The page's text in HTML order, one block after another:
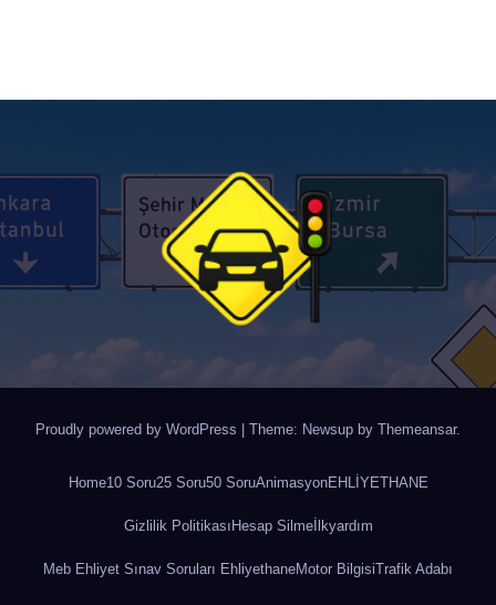
Proudly powered by WordPress Theme: Newsup by Themeansar.
Home10 Soru25 Soru50 SoruAnimasyonEHLİYETHANE
Gizlilik Politikası Hesap Silmeİlkyardım
Meb Ehliyet Sınav Soruları EhliyethaneMotor BilgisiTrafik Adabı